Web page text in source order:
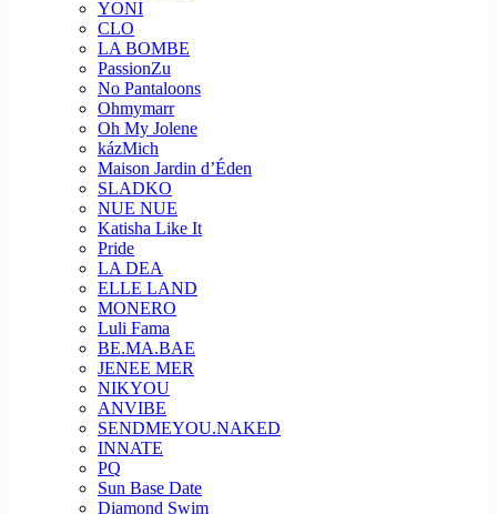
YONI
CLO
LA BOMBE
PassionZu
No Pantaloons
Ohmymarr
Oh My Jolene
kázMich
Maison Jardin d’Éden
SLADKO
NUE NUE
Katisha Like It
Pride
LA DEA
ELLE LAND
MONERO
Luli Fama
BE.MA.BAE
JENEE MER
NIKYOU
ANVIBE
SENDMEYOU.NAKED
INNATE
PQ
Sun Base Date
Diamond Swim